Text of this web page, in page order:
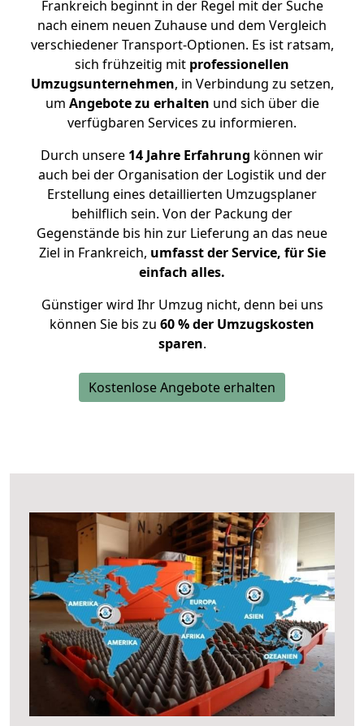
Frankreich beginnt in der Regel mit der Suche
nach einem neuen Zuhause und dem Vergleich
verschiedener Transport-Optionen. Es ist ratsam,
sich frühzeitig mit professionellen
Umzugsunternehmen, in Verbindung zu setzen,
um Angebote zu erhalten und sich über die
verfügbaren Services zu informieren.
Durch unsere 14 Jahre Erfahrung können wir
auch bei der Organisation der Logistik und der
Erstellung eines detaillierten Umzugsplaner
behilflich sein. Von der Packung der
Gegenstände bis hin zur Lieferung an das neue
Ziel in Frankreich, umfasst der Service, für Sie
einfach alles.
Günstiger wird Ihr Umzug nicht, denn bei uns
können Sie bis zu 60 % der Umzugskosten
sparen.
Kostenlose Angebote erhalten